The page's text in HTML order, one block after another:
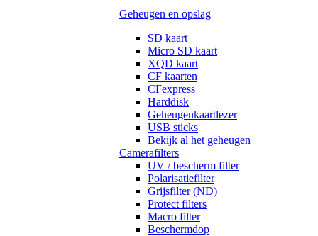
Geheugen en opslag
SD kaart
Micro SD kaart
XQD kaart
CF kaarten
CFexpress
Harddisk
Geheugenkaartlezer
USB sticks
Bekijk al het geheugen
Camerafilters
UV / bescherm filter
Polarisatiefilter
Grijsfilter (ND)
Protect filters
Macro filter
Beschermdop